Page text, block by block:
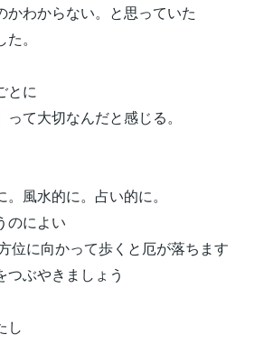
かわからない。と思っていた
。
とに
て大切なんだと感じる。
風水的に。占い的に。
のによい
位に向かって歩くと厄が落ちます
ぶやきましょう
し